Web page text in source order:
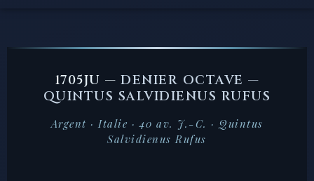
1705JU — DENIER OCTAVE —
QUINTUS SALVIDIENUS RUFUS
Argent · Italie · 40 av. J.-C. · Quintus
Salvidienus Rufus